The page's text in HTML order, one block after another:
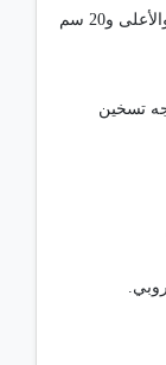
ينبغي ترك مسافة 15 سم على الجوانب والأعلى و20 سم